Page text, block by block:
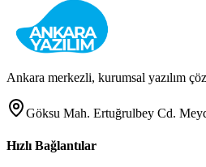
Ankara merkezli, kurumsal yazılım
Göksu Mah. Ertuğrulbey Cd.
Hızlı Bağlantılar